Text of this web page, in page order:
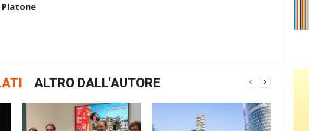
Platone
ALTRO DALL'AUTORE